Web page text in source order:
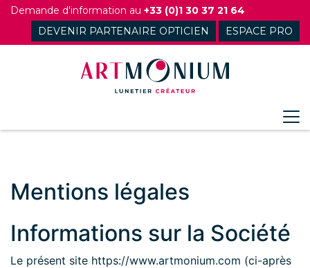
Skip
content
Demande d'information au +33 (0)1 30 37 21 64
DEVENIR PARTENAIRE OPTICIEN
ESPACE PRO
Mentions légales
Informations sur la Société
Le présent site https://www.artmonium.com (ci-après